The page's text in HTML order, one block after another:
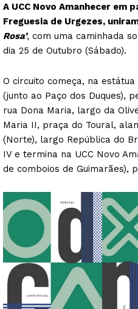
A UCC Novo Amanhecer em
Freguesia de Urgezes,
Rosa’, com uma caminhada
dia 25 de Outubro (Sábado).
O circuito começa, na
(junto ao Paço dos Duques),
rua Dona Maria, largo da
Maria II, praça do Toural,
(Norte), largo República do
IV e termina na UCC Novo
de comboios de Guimarães),